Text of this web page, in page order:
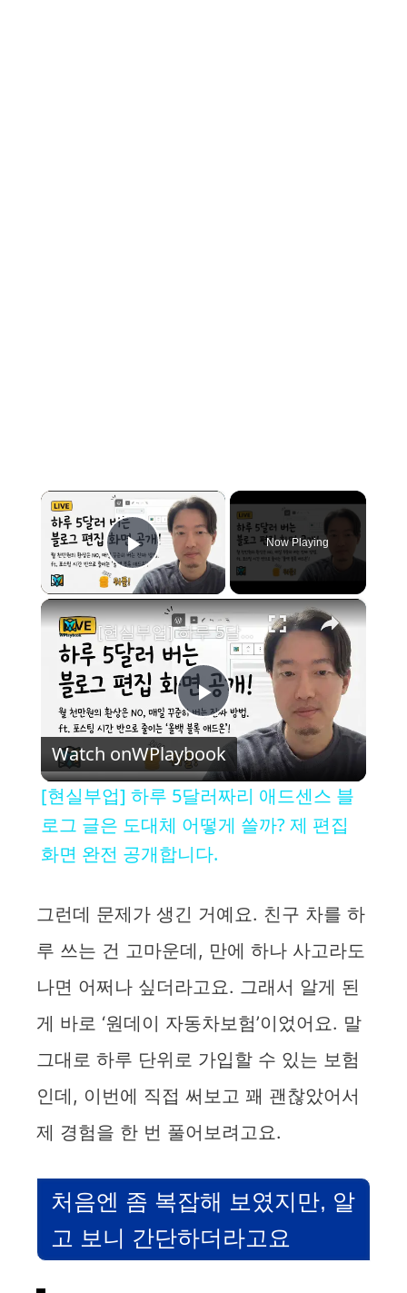
×
Play Video
Now Playing
×
P
l
a
V
i
d
e
[현실부업] 하루 5달러짜리 애드센스 블로그 글은 도대체 어떻게 쓸까? 제 편집 화면 완전 공개합니다.
Watch onWPlaybook
[현실부업] 하루 5달러짜리 애드센스 블
로그 글은 도대체 어떻게 쓸까? 제 편집
화면 완전 공개합니다.
그런데 문제가 생긴 거예요. 친구 차를 하
루 쓰는 건 고마운데, 만에 하나 사고라도
나면 어쩌나 싶더라고요. 그래서 알게 된
게 바로 ‘원데이 자동차보험’이었어요. 말
그대로 하루 단위로 가입할 수 있는 보험
인데, 이번에 직접 써보고 꽤 괜찮았어서
제 경험을 한 번 풀어보려고요.
처음엔 좀 복잡해 보였지만, 알
고 보니 간단하더라고요